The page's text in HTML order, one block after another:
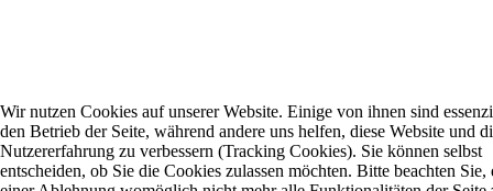
Wir nutzen Cookies auf unserer Website. Einige von ihnen sind
den Betrieb der Seite, während andere uns helfen, diese Website und
Nutzererfahrung zu verbessern (Tracking Cookies). Sie können selbst
entscheiden, ob Sie die Cookies zulassen möchten. Bitte beachten Sie,